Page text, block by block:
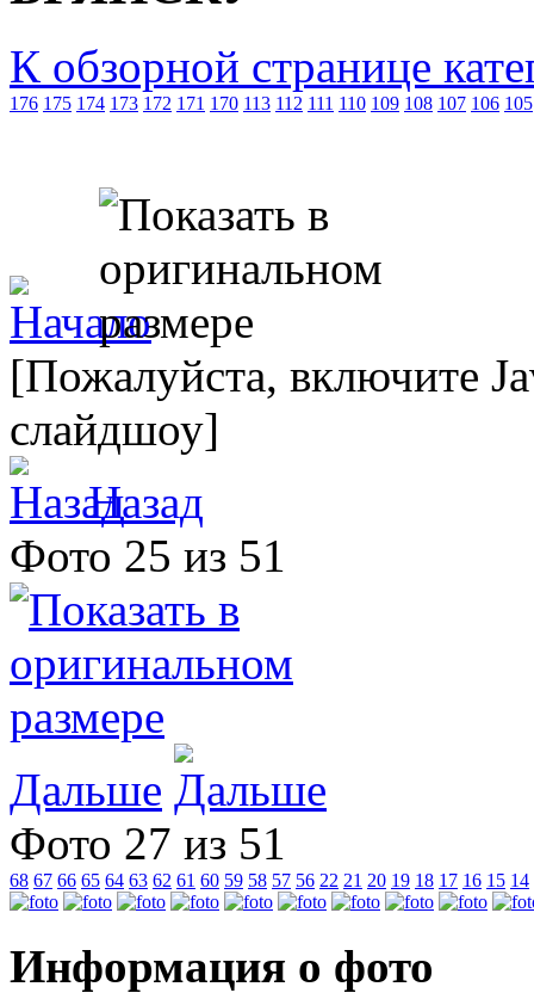
К обзорной странице
176 175 174 173 172 171 170 113 112 111 110 109 108 107 106 105
[Пожалуйста, включите
слайдшоу]
Назад
Фото 25 из 51
Дальше
Фото 27 из 51
68 67 66 65 64 63 62 61 60 59 58 57 56 22 21 20 19 18 17 16 15 14
Информация о фото